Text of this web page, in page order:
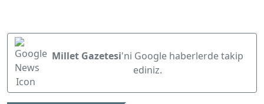
Millet Gazetesi'ni Google haberlerde takip
ediniz.